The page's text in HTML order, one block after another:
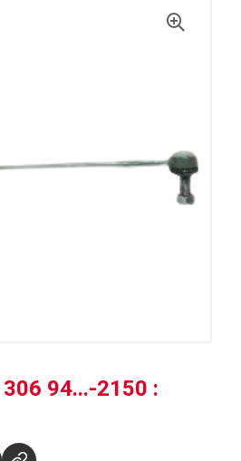
306 94...-2150 :